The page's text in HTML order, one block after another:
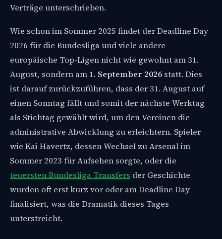
Verträge unterschrieben.
Wie schon im Sommer 2025 findet der Deadline Day
2026 für die Bundesliga und viele andere
europäische Top-Ligen nicht wie gewohnt am 31.
August, sondern am 1. September 2026 statt. Dies
ist darauf zurückzuführen, dass der 31. August auf
einen Sonntag fällt und somit der nächste Werktag
als Stichtag gewählt wird, um den Vereinen die
administrative Abwicklung zu erleichtern. Spieler
wie Kai Havertz, dessen Wechsel zu Arsenal im
Sommer 2023 für Aufsehen sorgte, oder die
teuersten Bundesliga Transfers der Geschichte
wurden oft erst kurz vor oder am Deadline Day
finalisiert, was die Dramatik dieses Tages
unterstreicht.